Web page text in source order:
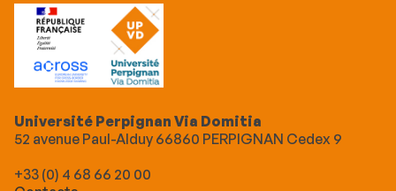
Université Perpignan Via Domitia
52 avenue Paul-Alduy 66860 PERPIGNAN Cedex 9
+33 (0) 4 68 66 20 00